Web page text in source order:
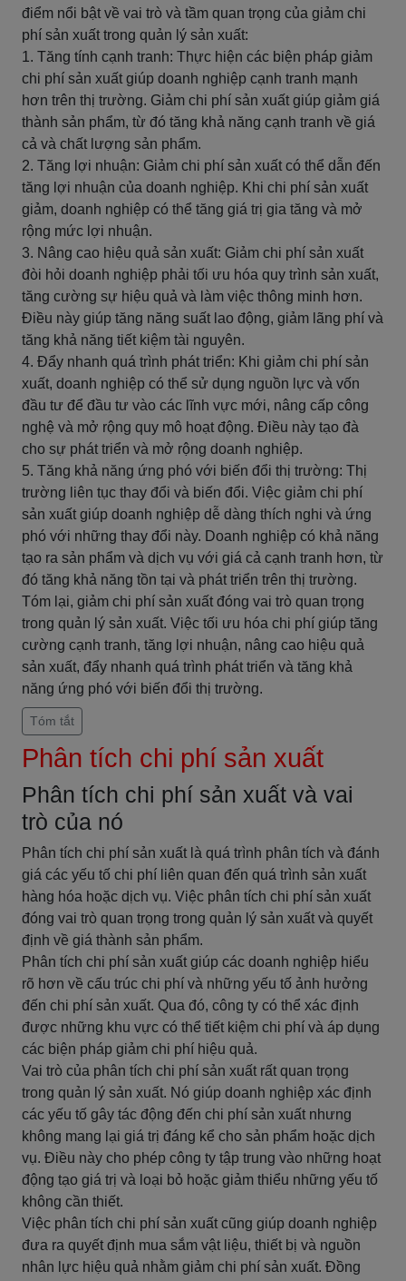
điểm nổi bật về vai trò và tầm quan trọng của giảm chi
phí sản xuất trong quản lý sản xuất:
1. Tăng tính cạnh tranh: Thực hiện các biện pháp giảm
chi phí sản xuất giúp doanh nghiệp cạnh tranh mạnh
hơn trên thị trường. Giảm chi phí sản xuất giúp giảm giá
thành sản phẩm, từ đó tăng khả năng cạnh tranh về giá
cả và chất lượng sản phẩm.
2. Tăng lợi nhuận: Giảm chi phí sản xuất có thể dẫn đến
tăng lợi nhuận của doanh nghiệp. Khi chi phí sản xuất
giảm, doanh nghiệp có thể tăng giá trị gia tăng và mở
rộng mức lợi nhuận.
3. Nâng cao hiệu quả sản xuất: Giảm chi phí sản xuất
đòi hỏi doanh nghiệp phải tối ưu hóa quy trình sản xuất,
tăng cường sự hiệu quả và làm việc thông minh hơn.
Điều này giúp tăng năng suất lao động, giảm lãng phí và
tăng khả năng tiết kiệm tài nguyên.
4. Đẩy nhanh quá trình phát triển: Khi giảm chi phí sản
xuất, doanh nghiệp có thể sử dụng nguồn lực và vốn
đầu tư để đầu tư vào các lĩnh vực mới, nâng cấp công
nghệ và mở rộng quy mô hoạt động. Điều này tạo đà
cho sự phát triển và mở rộng doanh nghiệp.
5. Tăng khả năng ứng phó với biến đổi thị trường: Thị
trường liên tục thay đổi và biến đổi. Việc giảm chi phí
sản xuất giúp doanh nghiệp dễ dàng thích nghi và ứng
phó với những thay đổi này. Doanh nghiệp có khả năng
tạo ra sản phẩm và dịch vụ với giá cả cạnh tranh hơn, từ
đó tăng khả năng tồn tại và phát triển trên thị trường.
Tóm lại, giảm chi phí sản xuất đóng vai trò quan trọng
trong quản lý sản xuất. Việc tối ưu hóa chi phí giúp tăng
cường cạnh tranh, tăng lợi nhuận, nâng cao hiệu quả
sản xuất, đẩy nhanh quá trình phát triển và tăng khả
năng ứng phó với biến đổi thị trường.
Tóm tắt
Phân tích chi phí sản xuất
Phân tích chi phí sản xuất và vai
trò của nó
Phân tích chi phí sản xuất là quá trình phân tích và đánh
giá các yếu tố chi phí liên quan đến quá trình sản xuất
hàng hóa hoặc dịch vụ. Việc phân tích chi phí sản xuất
đóng vai trò quan trọng trong quản lý sản xuất và quyết
định về giá thành sản phẩm.
Phân tích chi phí sản xuất giúp các doanh nghiệp hiểu
rõ hơn về cấu trúc chi phí và những yếu tố ảnh hưởng
đến chi phí sản xuất. Qua đó, công ty có thể xác định
được những khu vực có thể tiết kiệm chi phí và áp dụng
các biện pháp giảm chi phí hiệu quả.
Vai trò của phân tích chi phí sản xuất rất quan trọng
trong quản lý sản xuất. Nó giúp doanh nghiệp xác định
các yếu tố gây tác động đến chi phí sản xuất nhưng
không mang lại giá trị đáng kể cho sản phẩm hoặc dịch
vụ. Điều này cho phép công ty tập trung vào những hoạt
động tạo giá trị và loại bỏ hoặc giảm thiểu những yếu tố
không cần thiết.
Việc phân tích chi phí sản xuất cũng giúp doanh nghiệp
đưa ra quyết định mua sắm vật liệu, thiết bị và nguồn
nhân lực hiệu quả nhằm giảm chi phí sản xuất. Đồng